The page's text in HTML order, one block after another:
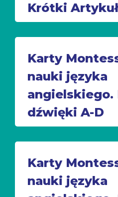
Krótki Artykuł
Karty
nauki języka
angielskiego.
dźwięki A-D
Karty
nauki języka